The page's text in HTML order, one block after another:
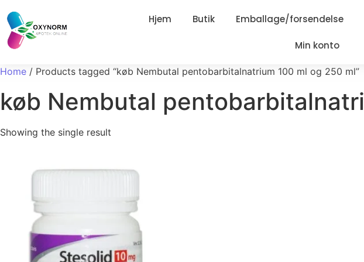
Hjem Butik Emballage/forsendelse
Min konto
Home / Products tagged “køb Nembutal pentobarbitalnatrium 100 ml og 250 ml”
køb Nembutal
Showing the single result